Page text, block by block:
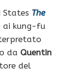
States The
ai kung-fu
da Quentin
del